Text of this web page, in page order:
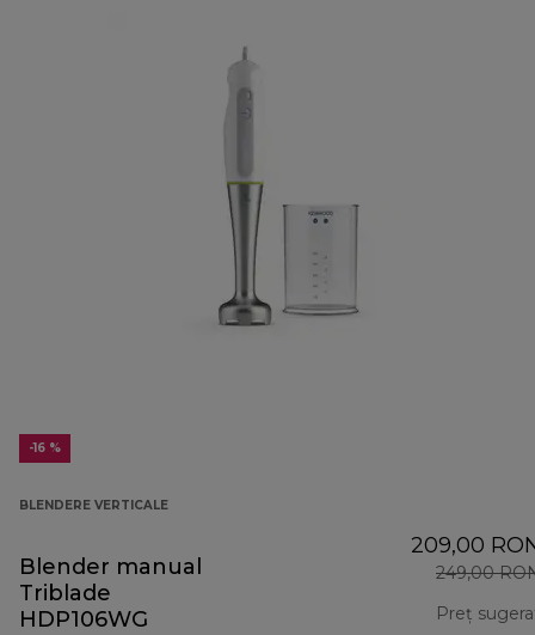
-16 %
BLENDERE VERTICALE
Blender manual
Triblade
HDP106WG
209,00
249,00
Preț